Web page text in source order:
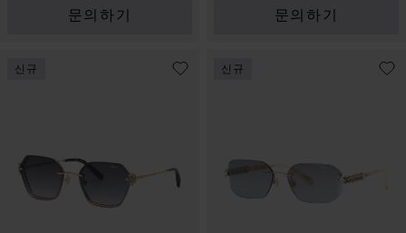
문의하기 문의하기
신규 신규